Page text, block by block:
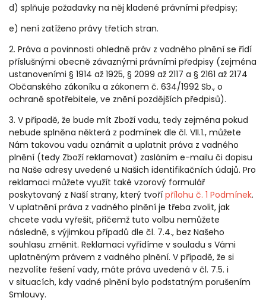
d) splňuje požadavky na něj kladené právními předpisy;
e) není zatíženo právy třetích stran.
2. Práva a povinnosti ohledně práv z vadného plnění se řídí
příslušnými obecně závaznými právními předpisy (zejména
ustanoveními § 1914 až 1925, § 2099 až 2117 a § 2161 až 2174
Občanského zákoníku a zákonem č. 634/1992 Sb., o
ochraně spotřebitele, ve znění pozdějších předpisů).
3. V případě, že bude mít Zboží vadu, tedy zejména pokud
nebude splněna některá z podmínek dle čl. VII.1., můžete
Nám takovou vadu oznámit a uplatnit práva z vadného
plnění (tedy Zboží reklamovat) zasláním e-mailu či dopisu
na Naše adresy uvedené u Našich identifikačních údajů. Pro
reklamaci můžete využít také vzorový formulář
poskytovaný z Naší strany, který tvoří přílohu č. 1 Podmínek.
V uplatnění práva z vadného plnění je třeba zvolit, jak
chcete vadu vyřešit, přičemž tuto volbu nemůžete
následně, s výjimkou případů dle čl. 7.4., bez Našeho
souhlasu změnit. Reklamaci vyřídíme v souladu s Vámi
uplatněným právem z vadného plnění. V případě, že si
nezvolíte řešení vady, máte práva uvedená v čl. 7.5. i
v situacích, kdy vadné plnění bylo podstatným porušením
Smlouvy.